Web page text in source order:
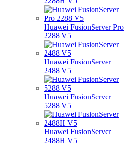
Huawei FusionServer Pro
2288 V5
Huawei FusionServer
2488 V5
Huawei FusionServer
5288 V5
Huawei FusionServer
2488H V5